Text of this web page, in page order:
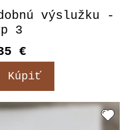
výslužku -
3
€